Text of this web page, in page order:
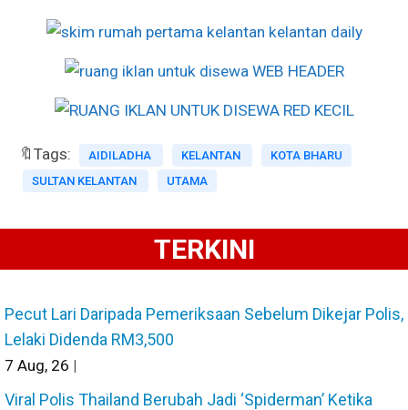
🔖Tags: AIDILADHA KELANTAN
KOTA BHARU
SULTAN KELANTAN
UTAMA
TERKINI
Pecut Lari Daripada Pemeriksaan Sebelum Dikejar Polis,
Lelaki Didenda RM3,500
7 Aug, 26 |
Viral Polis Thailand Berubah Jadi ‘Spiderman’ Ketika